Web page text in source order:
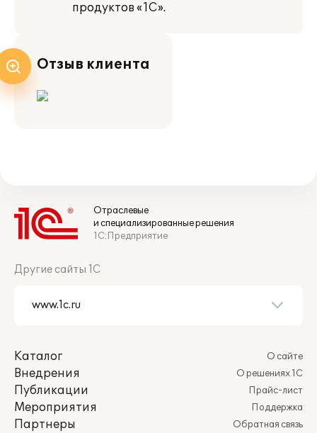
продуктов «1С».
Отзыв клиента
Отраслевые
и специализированные решения
1С:Предприятие
Другие сайты 1С
Каталог
Внедрения
Публикации
Мероприятия
Партнеры
О сайте
О решениях 1С
Прайс-лист
Поддержка
Обратная связь